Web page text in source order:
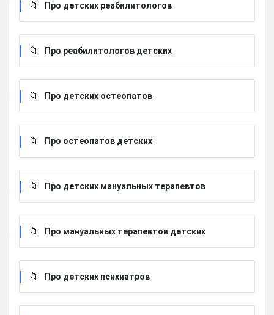
Про детских реабилитологов
Про реабилитологов детских
Про детских остеопатов
Про остеопатов детских
Про детских мануальных терапевтов
Про мануальных терапевтов детских
Про детских психиатров